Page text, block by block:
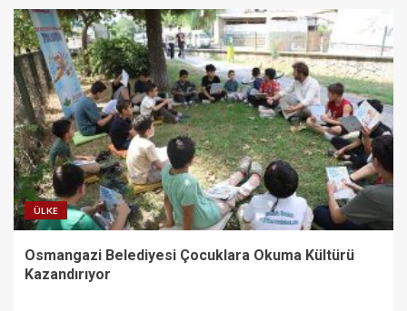
ÜLKE
Osmangazi Belediyesi Çocuklara Okuma Kültürü
Kazandırıyor